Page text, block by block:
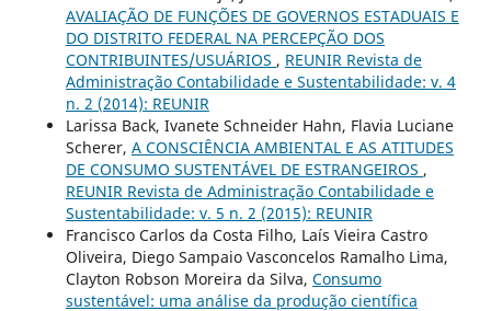
AVALIAÇÃO DE FUNÇÕES DE GOVERNOS ESTADUAIS E
DO DISTRITO FEDERAL NA PERCEPÇÃO DOS
CONTRIBUINTES/USUÁRIOS , REUNIR Revista de
Administração Contabilidade e Sustentabilidade: v. 4
n. 2 (2014): REUNIR
Larissa Back, Ivanete Schneider Hahn, Flavia Luciane
Scherer, A CONSCIÊNCIA AMBIENTAL E AS ATITUDES
DE CONSUMO SUSTENTÁVEL DE ESTRANGEIROS ,
REUNIR Revista de Administração Contabilidade e
Sustentabilidade: v. 5 n. 2 (2015): REUNIR
Francisco Carlos da Costa Filho, Laís Vieira Castro
Oliveira, Diego Sampaio Vasconcelos Ramalho Lima,
Clayton Robson Moreira da Silva, Consumo
sustentável: uma análise da produção científica